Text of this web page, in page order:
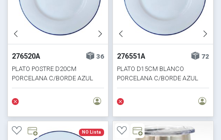
276520A
36
PLATO POSTRE D20CM
PORCELANA C/BORDE AZUL
HORECA SELECTA
276551A
72
PLATO D15CM BLANCO
PORCELANA C/BORDE AZUL
HORECA SELECTA
NO Lista